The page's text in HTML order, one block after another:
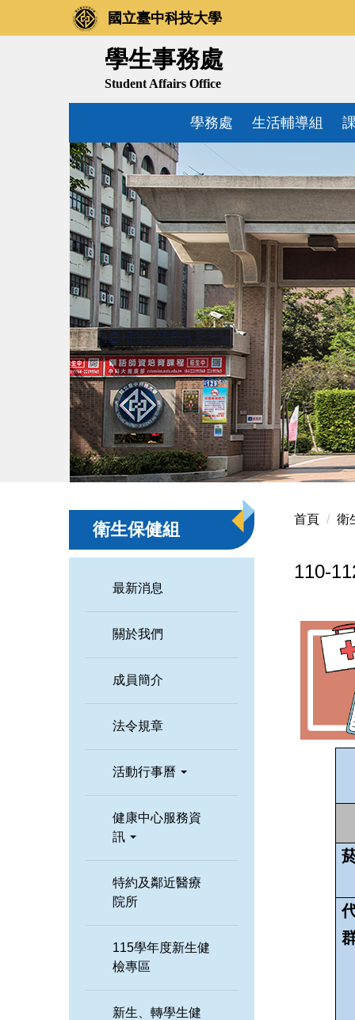
國立臺中科技大學
學生事務處
Student Affairs Office
學務處 生活輔導組
衛生保健組
最新消息
關於我們
成員簡介
法令規章
活動行事曆
健康中心服務資
訊
特約及鄰近醫療
院所
115學年度新生健
檢專區
新生、轉學生健
首頁 衛
110-